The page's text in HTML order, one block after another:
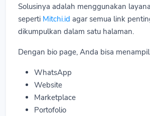
Solusinya adalah menggunakan
seperti Mitchi.id agar semua link
dikumpulkan dalam satu halaman.
Dengan bio page, Anda bisa
WhatsApp
Website
Marketplace
Portofolio